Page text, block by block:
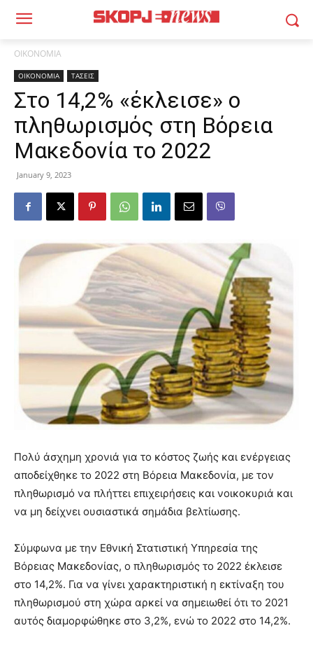
ΟΙΚΟΝΟΜΙΑ
ΟΙΚΟΝΟΜΙΑ ΤΑΣΕΙΣ
Στο 14,2% «έκλεισε» ο
πληθωρισμός στη Βόρεια
Μακεδονία το 2022
January 9, 2023
Πολύ άσχημη χρονιά για το κόστος ζωής και ενέργειας
αποδείχθηκε το 2022 στη Βόρεια Μακεδονία, με τον
πληθωρισμό να πλήττει επιχειρήσεις και νοικοκυριά και
να μη δείχνει ουσιαστικά σημάδια βελτίωσης.
Σύμφωνα με την Εθνική Στατιστική Υπηρεσία της
Βόρειας Μακεδονίας, ο πληθωρισμός το 2022 έκλεισε
στο 14,2%. Για να γίνει χαρακτηριστική η εκτίναξη του
πληθωρισμού στη χώρα αρκεί να σημειωθεί ότι το 2021
αυτός διαμορφώθηκε στο 3,2%, ενώ το 2022 στο 14,2%.